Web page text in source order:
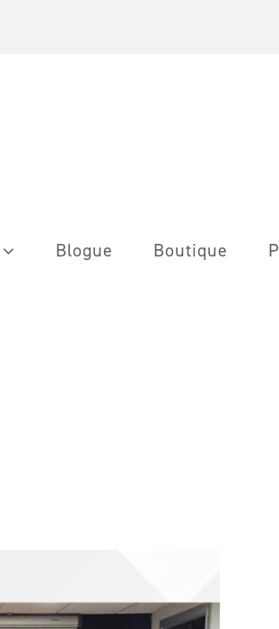
Blogue Boutique